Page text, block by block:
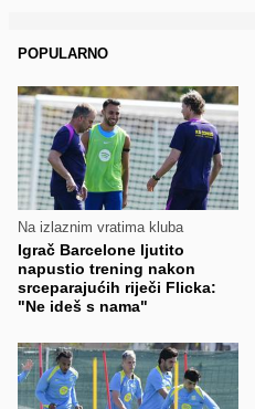
POPULARNO
Na izlaznim vratima kluba
Igrač Barcelone ljutito
napustio trening nakon
srceparajućih riječi Flicka:
"Ne ideš s nama"